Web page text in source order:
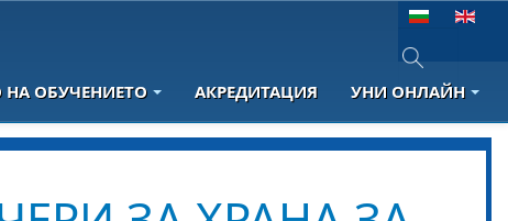
Изберете език
Type 2 or
НА ОБУЧЕНИЕТО АКРЕДИТАЦИЯ УНИ ОНЛАЙН